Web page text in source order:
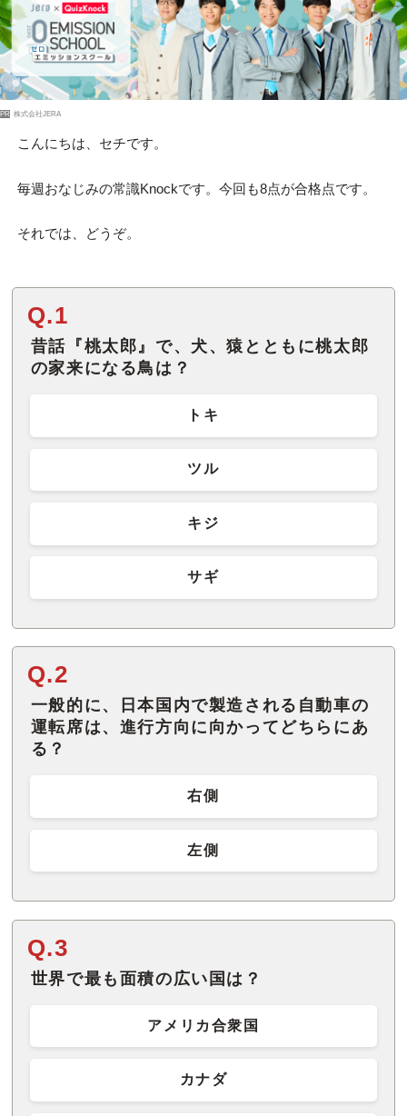
PR 株式会社JERA
こんにちは、セチです。
毎週おなじみの常識Knockです。今回も8点が合格点です。
それでは、どうぞ。
Q.1
昔話『桃太郎』で、犬、猿とともに桃太郎
の家来になる鳥は？
トキ
ツル
キジ
サギ
Q.2
一般的に、日本国内で製造される自動車の
運転席は、進行方向に向かってどちらにあ
る？
右側
左側
Q.3
世界で最も面積の広い国は？
アメリカ合衆国
カナダ